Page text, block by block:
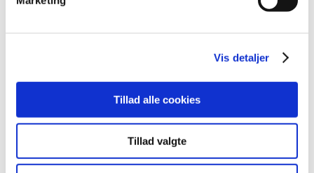
Vis detaljer
Tillad alle cookies
Tillad valgte
sæson. De har lagt på henover sommeren og
kan gå hele vejen. Mit bud på en overraskelse er
Kjær og Eipe. De har været meget skadesplagede,